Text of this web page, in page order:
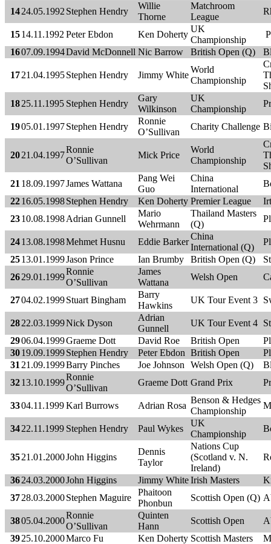
1424.05.1992 Stephen Hendry
Willie
Thorne
Matchroom
League
1514.11.1992 Peter Ebdon Ken Doherty
UK
Championship
1607.09.1994David McDonnell Nic Barrow British Open (Q)
1721.04.1995Stephen Hendry Jimmy White
World
Championship
1825.11.1995 Stephen Hendry
Gary
Wilkinson
UK
Championship
1905.01.1997Stephen Hendry
Ronnie
O’Sullivan
Charity Challenge
2021.04.1997
Ronnie
O’Sullivan
Mick Price
World
Championship
21 18.09.1997James Wattana
Pang Wei
Guo
China
International
2216.05.1998Stephen Hendry Ken Doherty Premier League
2310.08.1998Adrian Gunnell
Mario
Wehrmann
Thailand Masters
(Q)
2413.08.1998Mehmet Husnu Eddie Barker
China
International (Q)
2513.01.1999Jason Prince Ian Brumby British Open (Q)
2629.01.1999
Ronnie
O’Sullivan
James
Wattana
Welsh Open
2704.02.1999Stuart Bingham
Barry
Hawkins
UK Tour Event 3
2822.03.1999Nick Dyson
Adrian
Gunnell
UK Tour Event 4
2906.04.1999Graeme Dott David Roe British Open
3019.09.1999Stephen Hendry Peter Ebdon British Open
31 21.09.1999Barry Pinches Joe Johnson Welsh Open (Q)
3213.10.1999
Ronnie
O’Sullivan
Graeme Dott Grand Prix
3304.11.1999Karl Burrows Adrian Rosa
Benson & Hedges
Championship
3422.11.1999 Stephen Hendry Paul Wykes
UK
Championship
3521.01.2000John Higgins
Dennis
Taylor
Nations Cup
(Scotland v. N.
Ireland)
3624.03.2000John Higgins Jimmy WhiteIrish Masters
3728.03.2000Stephen Maguire
Phaitoon
Phonbun
Scottish Open (Q)
3805.04.2000
Ronnie
O’Sullivan
Quinten
Hann
Scottish Open
3925.10.2000Marco Fu Ken Doherty Scottish Masters